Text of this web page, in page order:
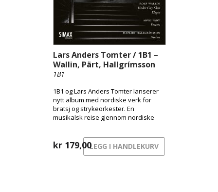
Lars Anders Tomter / 1B1 –
Wallin, Pärt, Hallgrímsson
1B1
1B1 og Lars Anders Tomter lanserer
nytt album med nordiske verk for
bratsj og strykeorkester. En
musikalsk reise gjennom nordiske
sorgens stille sang.
kr 179,00LEGG I HANDLEKURV